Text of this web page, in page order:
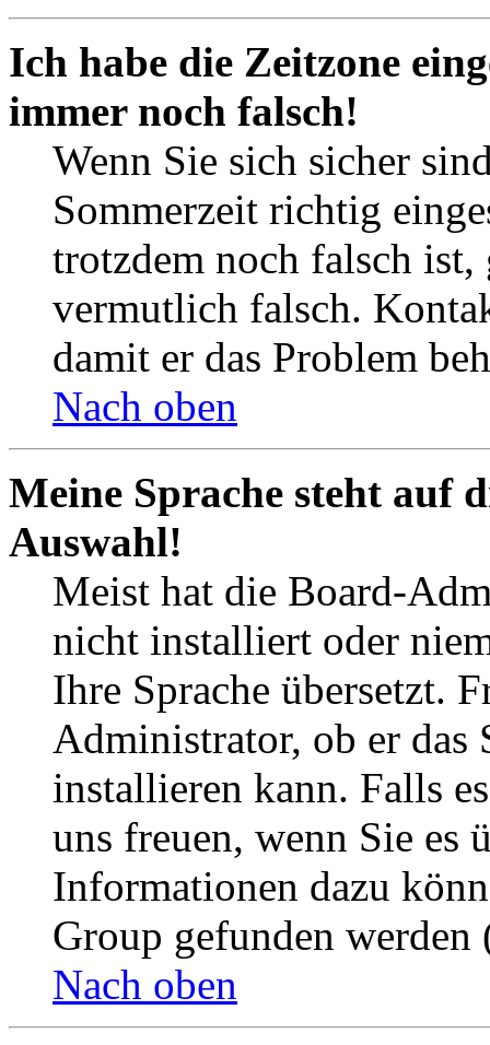
Ich habe die Zeitzone
immer noch falsch!
Wenn Sie sich sicher
Sommerzeit richtig
trotzdem noch falsch ist,
vermutlich falsch.
damit er das Problem
Nach oben
Meine Sprache steht auf
Auswahl!
Meist hat die Board-
nicht installiert oder
Ihre Sprache übersetzt.
Administrator, ob er das
installieren kann. Falls
uns freuen, wenn Sie es
Informationen dazu
Group gefunden
Nach oben